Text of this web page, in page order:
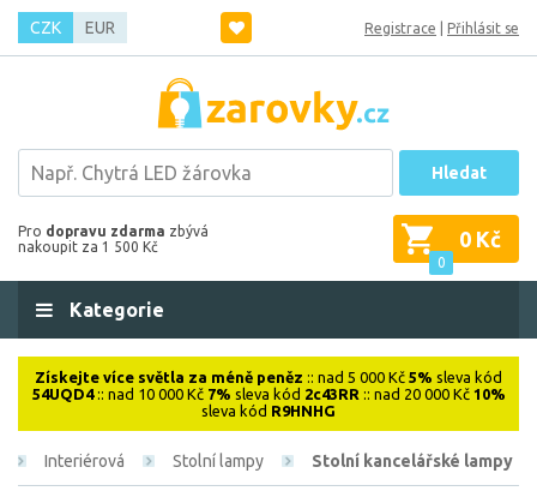
CZK EUR Registrace Přihlásit se
Hledat
Pro dopravu zdarma zbývá
nakoupit za 1 500 Kč
0
0 Kč
Kategorie
Získejte více světla za méně peněz :: nad 5 000 Kč 5% sleva kód
54UQD4:: nad 10 000 Kč 7% sleva kód 2c43RR :: nad 20 000 Kč 10%
sleva kód R9HNHG
Interiérová Stolní lampy Stolní kancelářské lampy